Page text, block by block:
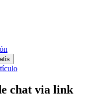
chat via link